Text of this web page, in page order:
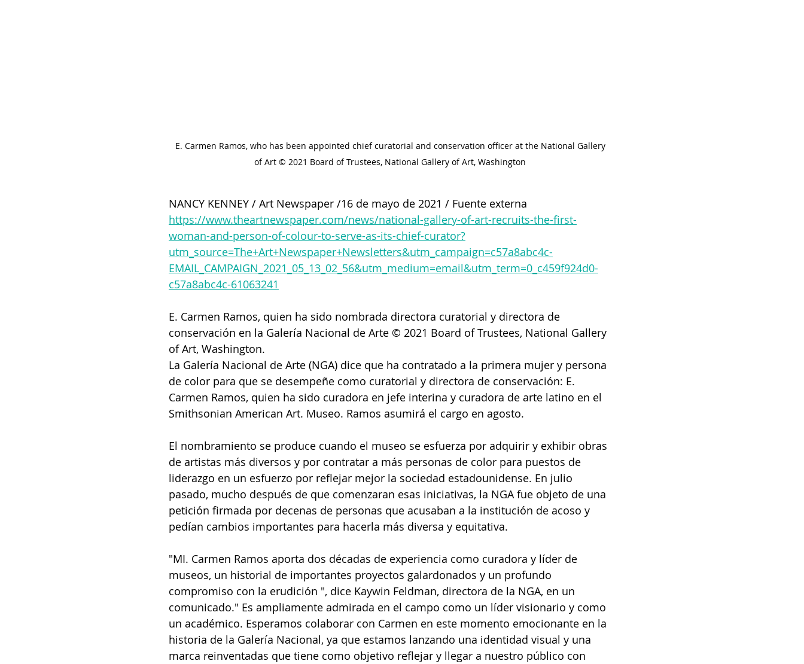
of Art © 2021 Board of Trustees, National Gallery of Art, Washington
NANCY KENNEY / Art Newspaper /16 de mayo de 2021 / Fuente externa
https://www.theartnewspaper.com/news/national-gallery-of-art-recruits-the-first-
woman-and-person-of-colour-to-serve-as-its-chief-curator?
utm_source=The+Art+Newspaper+Newsletters&utm_campaign=c57a8abc4c-
EMAIL_CAMPAIGN_2021_05_13_02_56&utm_medium=email&utm_term=0_c459f924d0-
c57a8abc4c-61063241
E. Carmen Ramos, quien ha sido nombrada directora curatorial y directora de
conservación en la Galería Nacional de Arte © 2021 Board of Trustees, National Gallery
of Art, Washington.
La Galería Nacional de Arte (NGA) dice que ha contratado a la primera mujer y persona
de color para que se desempeñe como curatorial y directora de conservación: E.
Carmen Ramos, quien ha sido curadora en jefe interina y curadora de arte latino en el
Smithsonian American Art. Museo. Ramos asumirá el cargo en agosto.
El nombramiento se produce cuando el museo se esfuerza por adquirir y exhibir obras
de artistas más diversos y por contratar a más personas de color para puestos de
liderazgo en un esfuerzo por reflejar mejor la sociedad estadounidense. En julio
pasado, mucho después de que comenzaran esas iniciativas, la NGA fue objeto de una
petición firmada por decenas de personas que acusaban a la institución de acoso y
pedían cambios importantes para hacerla más diversa y equitativa.
"MI. Carmen Ramos aporta dos décadas de experiencia como curadora y líder de
museos, un historial de importantes proyectos galardonados y un profundo
compromiso con la erudición ", dice Kaywin Feldman, directora de la NGA, en un
comunicado." Es ampliamente admirada en el campo como un líder visionario y como
un académico. Esperamos colaborar con Carmen en este momento emocionante en la
historia de la Galería Nacional, ya que estamos lanzando una identidad visual y una
marca reinventadas que tiene como objetivo reflejar y llegar a nuestro público con